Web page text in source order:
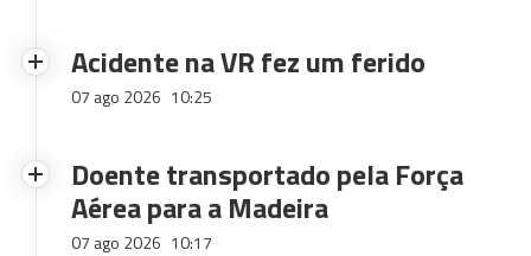
Acidente na VR fez um ferido
07 ago 2026 10:25
Doente transportado pela Força
Aérea para a Madeira
07 ago 2026 10:17